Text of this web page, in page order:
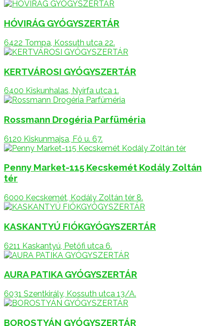
HÓVIRÁG GYÓGYSZERTÁR
6422 Tompa, Kossuth utca 22.
KERTVÁROSI GYÓGYSZERTÁR
6400 Kiskunhalas, Nyírfa utca 1.
Rossmann Drogéria Parfüméria
6120 Kiskunmajsa, Fő u. 67.
Penny Market-115 Kecskemét Kodály Zoltán
tér
6000 Kecskemét, Kodály Zoltán tér 8.
KASKANTYÚ FIÓKGYÓGYSZERTÁR
6211 Kaskantyú, Petőfi utca 6.
AURA PATIKA GYÓGYSZERTÁR
6031 Szentkirály, Kossuth utca 13/A.
BOROSTYÁN GYÓGYSZERTÁR